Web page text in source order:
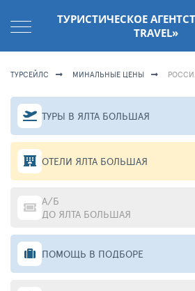
ТУРИСТИЧЕСКОЕ
TRAVEL»
ТУРСЕЙЛС МИНАЛЬНЫЕ ЦЕНЫ
ТУРЫ В ЯЛТА БОЛЬШАЯ
ОТЕЛИ ЯЛТА БОЛЬШАЯ
А/Б
ДО ЯЛТА БОЛЬШАЯ
ПОМОЩЬ В ПОДБОРЕ